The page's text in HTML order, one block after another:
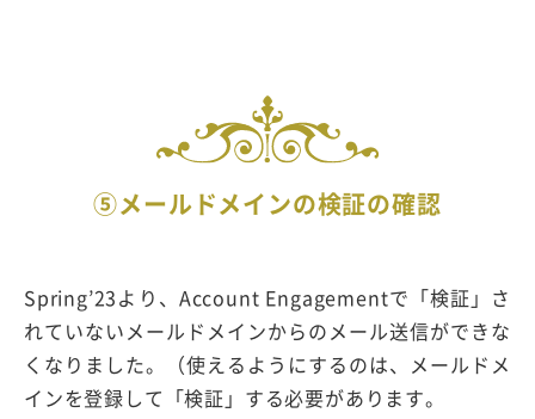
⑤メールドメインの検証の確認
Spring’23より、Account Engagementで「検証」さ
れていないメールドメインからのメール送信ができな
くなりました。（使えるようにするのは、メールドメ
インを登録して「検証」する必要があります。